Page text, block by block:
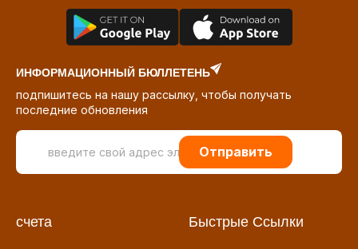
ИНФОРМАЦИОННЫЙ БЮЛЛЕТЕНЬ
подпишитесь на нашу рассылку, чтобы получать
последние обновления
Отправить
счета Быстрые Ссылки